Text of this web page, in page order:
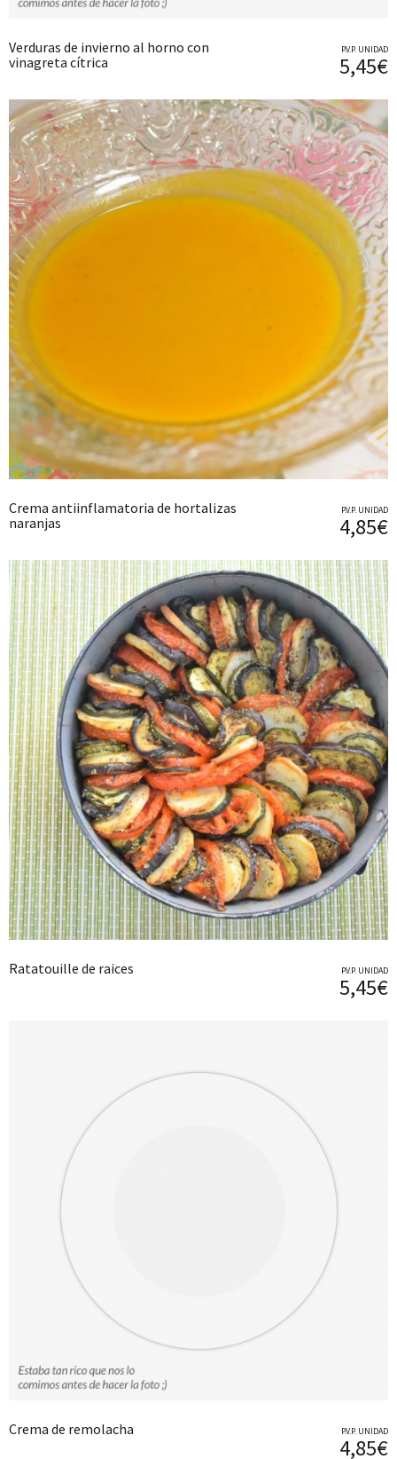
Verduras de invierno al horno con
vinagreta cítrica
P.V.P. UNIDAD
5,45€
Crema antiinflamatoria de hortalizas
naranjas
P.V.P. UNIDAD
4,85€
Ratatouille de raices P.V.P. UNIDAD
5,45€
Crema de remolacha P.V.P. UNIDAD
4,85€